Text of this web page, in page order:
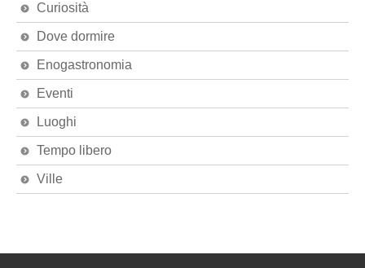
Curiosità
Dove dormire
Enogastronomia
Eventi
Luoghi
Tempo libero
Ville